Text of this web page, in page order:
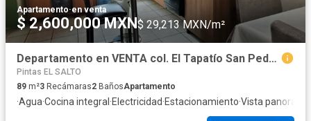
Apartamento·en venta
$ 2,600,000 MXN $ 29,213 MXN/m²
Departamento en VENTA col. El Tapatío San Pedro Tlaquepaque
Pintas EL SALTO
89 m²3 Recámaras2 BañosApartamento
·Agua·Cocina integral ·Electricidad·Estacionamiento·Vista